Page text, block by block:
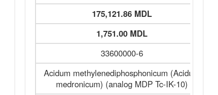
175,121.86 MDL
1,751.00 MDL
33600000-6
Acidum methylenediphosphonicum (Acidum
medronicum) (analog MDP Tc-IK-10)